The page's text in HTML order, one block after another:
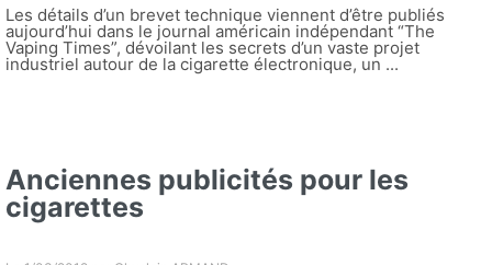
Les détails d’un brevet technique viennent d’être publiés
aujourd’hui dans le journal américain indépendant “The
Vaping Times”, dévoilant les secrets d’un vaste projet
industriel autour de la cigarette électronique, un ...
Anciennes publicités pour les
cigarettes